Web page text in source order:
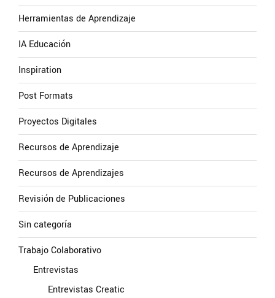
Herramientas de Aprendizaje
IA Educación
Inspiration
Post Formats
Proyectos Digitales
Recursos de Aprendizaje
Recursos de Aprendizajes
Revisión de Publicaciones
Sin categoría
Trabajo Colaborativo
Entrevistas
Entrevistas Creatic